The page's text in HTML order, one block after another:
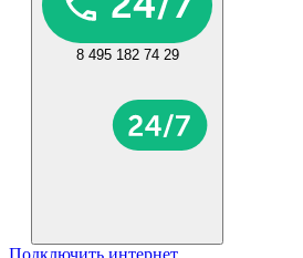
8 495 182 74 29
Подключить интернет